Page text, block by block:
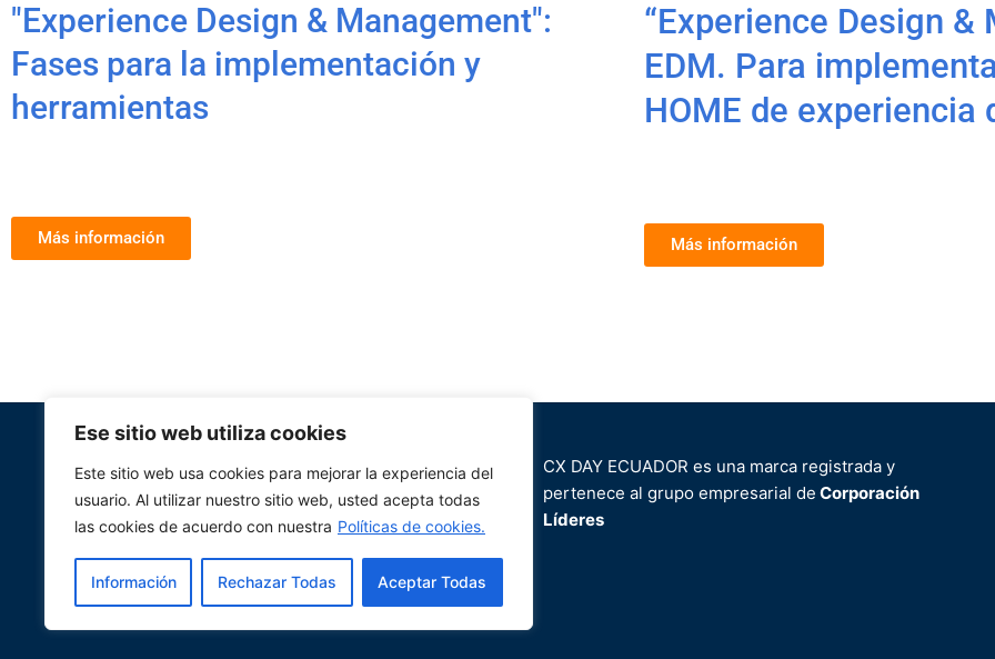
Ese sitio web utiliza cookies
Este sitio web usa cookies para mejorar la experiencia del
usuario. Al utilizar nuestro sitio web, usted acepta todas
las cookies de acuerdo con nuestra Políticas de cookies.
Información Rechazar Todas Aceptar Todas
"Experience Design & Management":
Fases para la implementación y
herramientas
Más información
“Experience Design &
EDM. Para
HOME de experiencia
Más información
Política de Privacidad
CX DAY ECUADOR es una marca registrada y
pertenece al grupo empresarial de Corporación
Líderes